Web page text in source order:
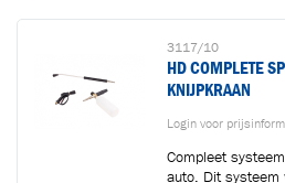
3117/10
HD COMPLETE
KNIJPKRAAN
Login voor
Compleet
auto. Dit systeem